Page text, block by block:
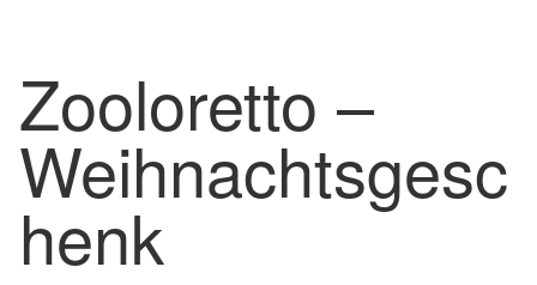
Zooloretto –
Weihnachtsgesc
henk